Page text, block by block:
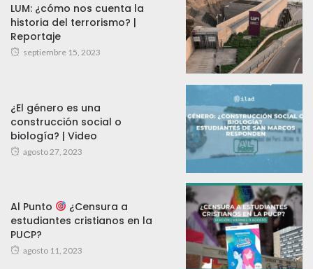
LUM: ¿cómo nos cuenta la
historia del terrorismo? |
Reportaje
septiembre 15, 2023
¿El género es una
construcción social o
biología? | Video
agosto 27, 2023
Al Punto
¿Censura a
estudiantes cristianos en la
PUCP?
agosto 11, 2023